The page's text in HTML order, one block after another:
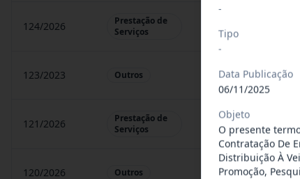
124/2026
Prestação de
Serviços
123/2023 Outros Constitui objeto
121/2026
Prestação de
Serviços
Contratação De
120/2026 Outros CONTRATAÇÃO DE
-
Tipo
-
Data Publicação
06/11/2025
Objeto
O presente
Contratação De
Distribuição À
Promoção,